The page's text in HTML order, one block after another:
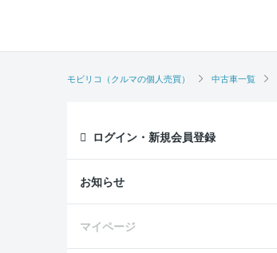
モビリコ（クルマの個人売買） 中古車一覧
ログイン・新規会員登録
お知らせ
マイページ